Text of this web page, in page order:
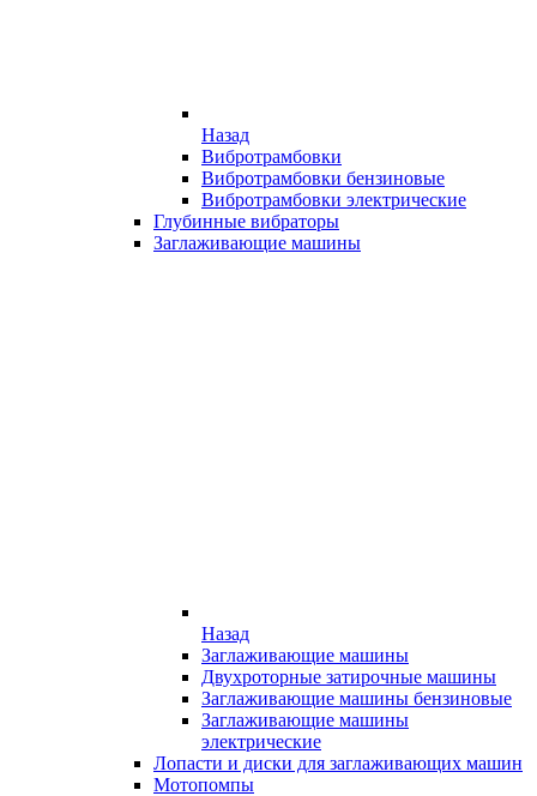
Назад
Вибротрамбовки
Вибротрамбовки бензиновые
Вибротрамбовки электрические
Глубинные вибраторы
Заглаживающие машины
Назад
Заглаживающие машины
Двухроторные затирочные машины
Заглаживающие машины бензиновые
Заглаживающие машины
электрические
Лопасти и диски для заглаживающих машин
Мотопомпы